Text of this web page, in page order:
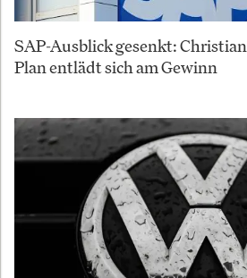
SAP-Ausblick gesenkt:
Plan entlädt sich am Gewinn